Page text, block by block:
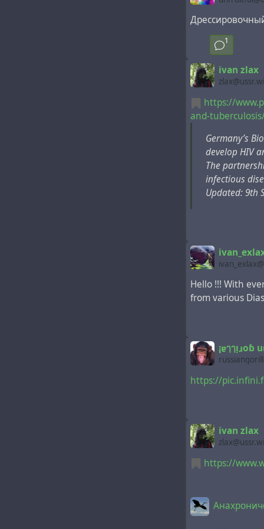
Human
of a
device of the
the device of
the
verified.
1
ivan zlax
https://
and-
Germany’s
develop HIV
The
infectious
Updated: 9th
Hello !!! With
from various
¡ɐๅๅᴉɹoɓ
https://
ivan zlax
https://